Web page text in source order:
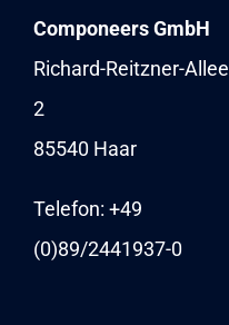
Componeers GmbH
Richard-Reitzner-Allee
2
85540 Haar
Telefon: +49
(0)89/2441937-0
NEWSLETTER
NEWS